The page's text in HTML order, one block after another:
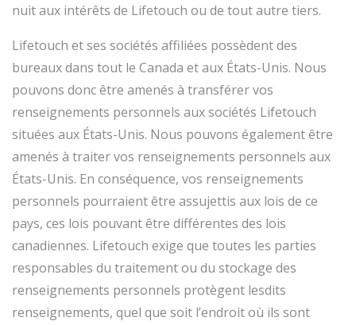
nuit aux intérêts de Lifetouch ou de tout autre tiers.
Lifetouch et ses sociétés affiliées possèdent des
bureaux dans tout le Canada et aux États-Unis. Nous
pouvons donc être amenés à transférer vos
renseignements personnels aux sociétés Lifetouch
situées aux États-Unis. Nous pouvons également être
amenés à traiter vos renseignements personnels aux
États-Unis. En conséquence, vos renseignements
personnels pourraient être assujettis aux lois de ce
pays, ces lois pouvant être différentes des lois
canadiennes. Lifetouch exige que toutes les parties
responsables du traitement ou du stockage des
renseignements personnels protègent lesdits
renseignements, quel que soit l’endroit où ils sont